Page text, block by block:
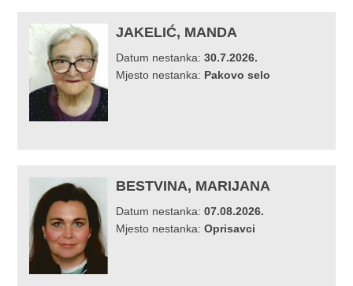
JAKELIĆ, MANDA
Datum nestanka:30.7.2026.
Mjesto nestanka: Pakovo selo
BESTVINA, MARIJANA
Datum nestanka:07.08.2026.
Mjesto nestanka:Oprisavci